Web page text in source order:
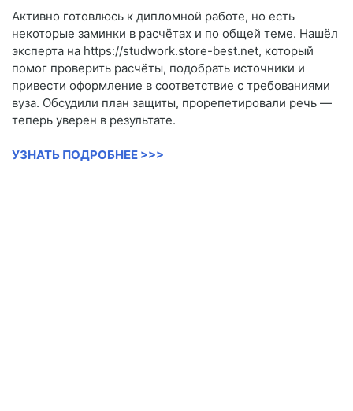
Активно готовлюсь к дипломной работе, но есть
некоторые заминки в расчётах и по общей теме. Нашёл
эксперта на https://studwork.store-best.net, который
помог проверить расчёты, подобрать источники и
привести оформление в соответствие с требованиями
вуза. Обсудили план защиты, прорепетировали речь —
теперь уверен в результате.
УЗНАТЬ ПОДРОБНЕЕ >>>